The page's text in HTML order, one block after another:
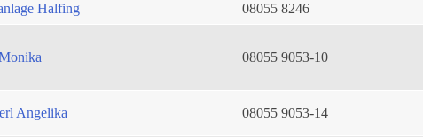
Halfing
08055 8246
08055 9053-10
Angelika 08055 9053-14